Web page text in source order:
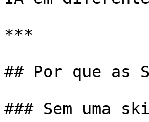
***
## Por que as
### Sem uma